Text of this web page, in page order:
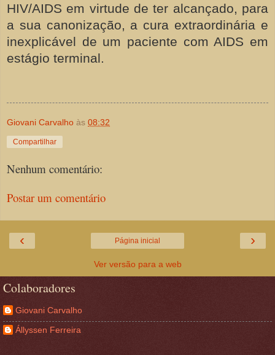
HIV/AIDS em virtude de ter alcançado, para
a sua canonização, a cura extraordinária e
inexplicável de um paciente com AIDS em
estágio terminal.
Giovani Carvalho às 08:32
Compartilhar
Nenhum comentário:
Postar um comentário
‹ ›
Página inicial
Ver versão para a web
Colaboradores
Giovani Carvalho
Állyssen Ferreira